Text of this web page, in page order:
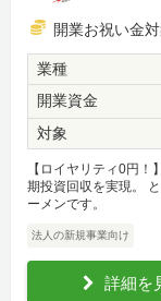
開業お祝い金
業種
開業資金
対象
【ロイヤリティ0円
期投資回収を実現。
ーメンです。
法人の新規事業向け
詳細を